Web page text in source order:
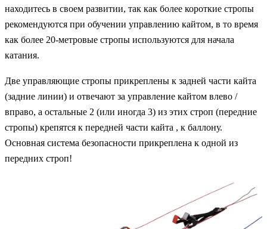
находитесь в своем развитии, так как более короткие стропы
рекомендуются при обучении управлению кайтом, в то время
как более 20-метровые стропы используются для начала
катания.
Две управляющие стропы прикреплены к задней части кайта
(задние линии) и отвечают за управление кайтом влево /
вправо, а остальные 2 (или иногда 3) из этих строп (передние
стропы) крепятся к передней части кайта , к баллону.
Основная система безопасности прикреплена к одной из
передних строп!